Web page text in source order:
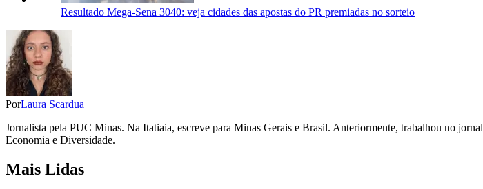
Resultado Mega-Sena 3040: veja cidades das apostas do PR premiadas no sorteio
PorLaura Scardua
Jornalista pela PUC Minas. Na Itatiaia, escreve para Minas Gerais e Brasil. Anteriormente, trabalhou no
Economia e Diversidade.
Mais Lidas